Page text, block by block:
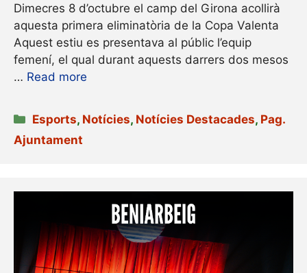
Dimecres 8 d’octubre el camp del Girona acollirà
aquesta primera eliminatòria de la Copa Valenta
Aquest estiu es presentava al públic l’equip
femení, el qual durant aquests darrers dos mesos
… Read more
Categories
Esports, Notícies, Notícies Destacades, Pag.
Ajuntament